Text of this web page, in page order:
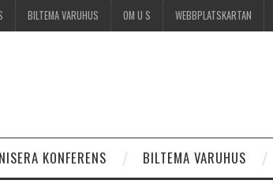
BILTEMA VARUHUS OM U S WEBBPLATSKARTAN
KONFERENS BILTEMA VARUHUS